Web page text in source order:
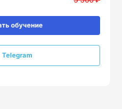
обучение
Telegram